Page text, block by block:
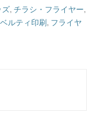
ズ, チラシ・フライヤー,
ルティ印刷 , フライヤ